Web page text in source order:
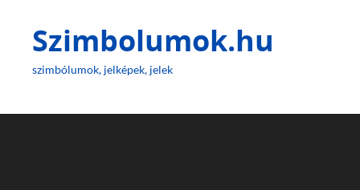
Szimbolumok.hu
szimbólumok, jelképek, jelek